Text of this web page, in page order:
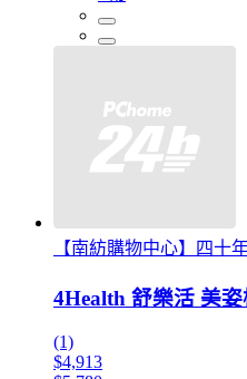
【南紡購物中心】四十
4Health 舒樂活 美
(1)
$4,913